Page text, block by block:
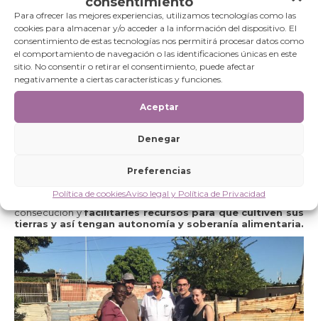
Para ofrecer las mejores experiencias, utilizamos tecnologías como las
cookies para almacenar y/o acceder a la información del dispositivo. El
consentimiento de estas tecnologías nos permitirá procesar datos como
el comportamiento de navegación o las identificaciones únicas en este
sitio. No consentir o retirar el consentimiento, puede afectar
negativamente a ciertas características y funciones.
Aceptar
Denegar
Preferencias
Política de cookiesAviso legal y Política de Privacidad
Indirectamente, todos/as los/as habitantes del barrio de
Maracaibo y de Cañada Urdaneta, en
beneficiarios de este proyecto en el que hemos puesto toda
con un alto nivel de vulnerabilidad que les hace no poder
conocer sus derechos, fortalecer sus capacidades para
reclamarlos de modo que ellas/os puedan contribuir a su
consecución yfacilitarles recursos para que cultiven sus
tierras y así tengan autonomía y soberanía alimentaria.